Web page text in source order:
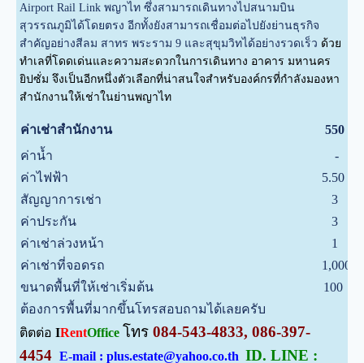
Airport Rail Link พญาไท ซึ่งสามารถเดินทางไปสนามบิน
สุวรรณภูมิได้โดยตรง อีกทั้งยังสามารถเชื่อมต่อไปยังย่านธุรกิจ
สำคัญอย่างสีลม สาทร พระราม 9 และสุขุมวิทได้อย่างรวดเร็ว ด้วย
ทำเลที่โดดเด่นและความสะดวกในการเดินทาง อาคาร มหานคร
ยิปซั่ม จึงเป็นอีกหนึ่งตัวเลือกที่น่าสนใจสำหรับองค์กรที่กำลังมองหา
สำนักงานให้เช่าในย่านพญาไท
ค่าเช่าสำนักงาน 550
ค่าน้ำ -
ค่าไฟฟ้า
5.50
สัญญาการเช่า
3
ค่าประกัน
3
ค่าเช่าล่วงหน้า
1
ค่าเช่าที่จอดรถ
1,000
ขนาดพื้นที่ให้เช่าเริ่มต้น
100
ต้องการพื้นที่มากขึ้นโทรสอบถามได้เลยครับ
ติตต่อ IRentOffice โทร 084-543-4833, 086-397-
4454 E-mail : plus.estate@yahoo.co.th ID. LINE :